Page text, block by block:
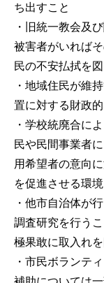
ち出すこと
・旧統一教会及
被害者がいれば
民の不安払拭を
・地域住民が維
置に対する財政
・学校統廃合に
民や民間事業者
用希望者の意向
を促進させる環
・他市自治体が
調査研究を行う
極果敢に取入れ
・市民ボランテ